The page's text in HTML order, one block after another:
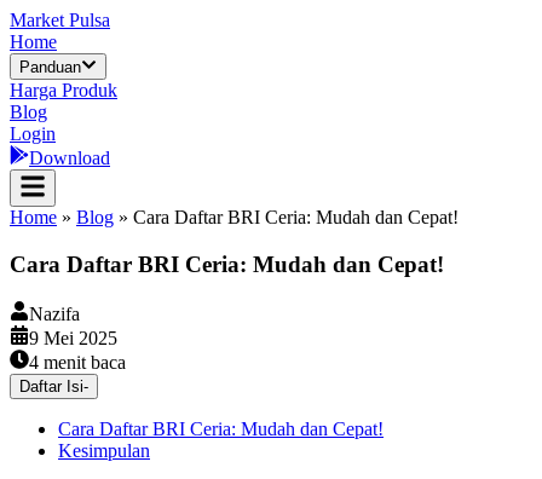
Market Pulsa
Home
Panduan
Harga Produk
Blog
Login
Download
Home » Blog » Cara Daftar BRI Ceria: Mudah dan Cepat!
Cara Daftar BRI Ceria: Mudah dan Cepat!
Nazifa
9 Mei 2025
4 menit baca
Daftar Isi-
Cara Daftar BRI Ceria: Mudah dan Cepat!
Kesimpulan